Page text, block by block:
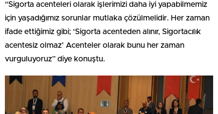
“Sigorta acenteleri olarak işlerimizi daha iyi yapabilmemiz
için yaşadığımız sorunlar mutlaka çözülmelidir. Her zaman
ifade ettiğimiz gibi; ‘Sigorta acenteden alınır, Sigortacılık
acentesiz olmaz’ Acenteler olarak bunu her zaman
vurguluyoruz” diye konuştu.